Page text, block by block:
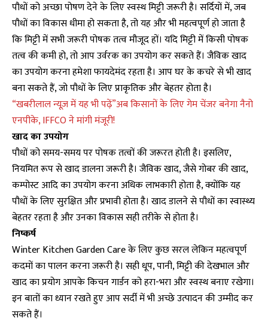
पौधों को अच्छा पोषण देने के लिए स्वस्थ मिट्टी जरूरी है। सर्दियों में, जब
पौधों का विकास धीमा हो सकता है, तो यह और भी महत्वपूर्ण हो जाता है
कि मिट्टी में सभी जरूरी पोषक तत्व मौजूद हों। यदि मिट्टी में किसी पोषक
तत्व की कमी हो, तो आप उर्वरक का उपयोग कर सकते हैं। जैविक खाद
का उपयोग करना हमेशा फायदेमंद रहता है। आप घर के कचरे से भी खाद
बना सकते हैं, जो पौधों के लिए प्राकृतिक और बेहतर होता है।
“खबरीलाल न्यूज़ में यह भी पढ़ें”अब किसानों के लिए गेम चेंजर बनेगा नैनो
एनपीके, IFFCO ने मांगी मंजूरी!
खाद का उपयोग
पौधों को समय-समय पर पोषक तत्वों की जरूरत होती है। इसलिए,
नियमित रूप से खाद डालना जरूरी है। जैविक खाद, जैसे गोबर की खाद,
कम्पोस्ट आदि का उपयोग करना अधिक लाभकारी होता है, क्योंकि यह
पौधों के लिए सुरक्षित और प्रभावी होता है। खाद डालने से पौधों का स्वास्थ्य
बेहतर रहता है और उनका विकास सही तरीके से होता है।
निष्कर्ष
Winter Kitchen Garden Careके लिए कुछ सरल लेकिन महत्वपूर्ण
कदमों का पालन करना जरूरी है। सही धूप, पानी, मिट्टी की देखभाल और
खाद का प्रयोग आपके किचन गार्डन को हरा-भरा और स्वस्थ बनाए रखेगा।
इन बातों का ध्यान रखते हुए आप सर्दी में भी अच्छे उत्पादन की उम्मीद कर
सकते हैं।